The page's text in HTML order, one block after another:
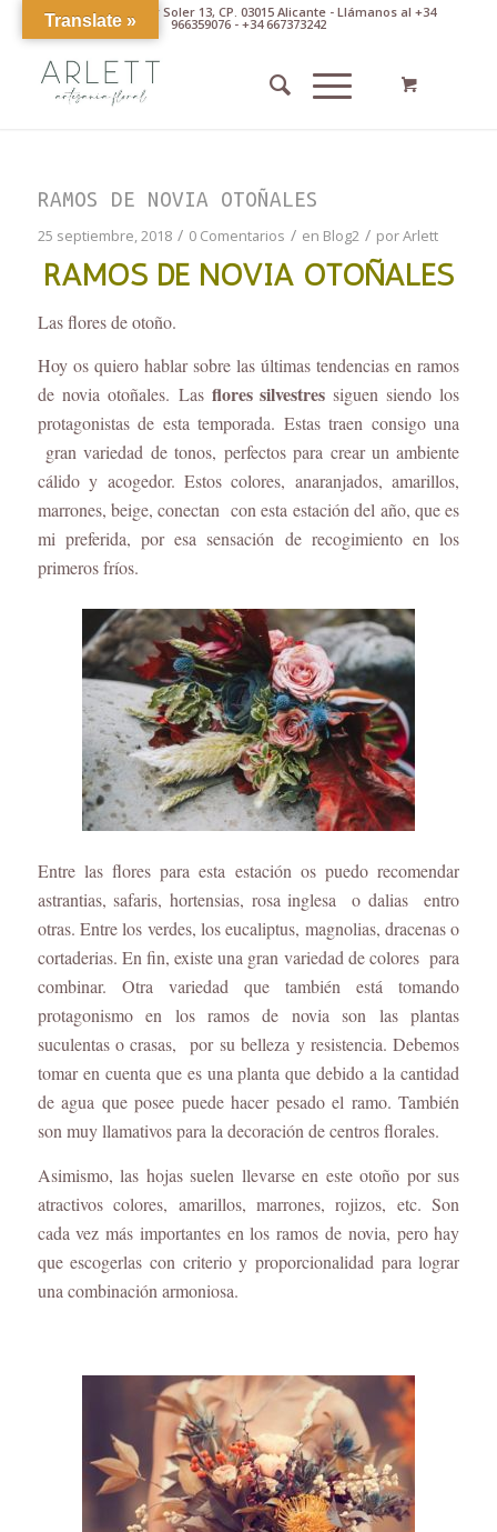
Av. Pintor Xavier Soler 13, CP. 03015 Alicante - Llámanos al +34
966359076 - +34 667373242
RAMOS DE NOVIA OTOÑALES
25 septiembre, 2018 / 0 Comentarios / en Blog2 / porArlett
RAMOS DE NOVIA OTOÑALES
Las flores de otoño.
Hoy os quiero hablar sobre las últimas tendencias en ramos
de novia otoñales. Las flores silvestres siguen siendo los
protagonistas de esta temporada. Estas traen consigo una
gran variedad de tonos, perfectos para crear un ambiente
cálido y acogedor. Estos colores, anaranjados, amarillos,
marrones, beige, conectan con esta estación del año, que es
mi preferida, por esa sensación de recogimiento en los
primeros fríos.
Entre las flores para esta estación os puedo recomendar
astrantias, safaris, hortensias, rosa inglesa o dalias entro
otras. Entre los verdes, los eucaliptus, magnolias, dracenas o
cortaderias. En fin, existe una gran variedad de colores para
combinar. Otra variedad que también está tomando
protagonismo en los ramos de novia son las plantas
suculentas o crasas, por su belleza y resistencia. Debemos
tomar en cuenta que es una planta que debido a la cantidad
de agua que posee puede hacer pesado el ramo. También
son muy llamativos para la decoración de centros florales.
Asimismo, las hojas suelen llevarse en este otoño por sus
atractivos colores, amarillos, marrones, rojizos, etc. Son
cada vez más importantes en los ramos de novia, pero hay
que escogerlas con criterio y proporcionalidad para lograr
una combinación armoniosa.
Translate »